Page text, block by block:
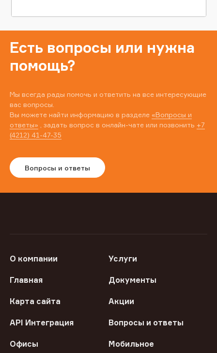
Есть вопросы или нужна
помощь?
Мы всегда рады помочь и ответить на все интересующие
вас вопросы.
Вы можете найти информацию в разделе «Вопросы и
ответы» , задать вопрос в онлайн-чате или позвонить +7
(4212) 41-47-35
Вопросы и ответы
О компании Услуги
Главная Документы
Карта сайта Акции
API Интеграция Вопросы и ответы
Офисы
Мобильное